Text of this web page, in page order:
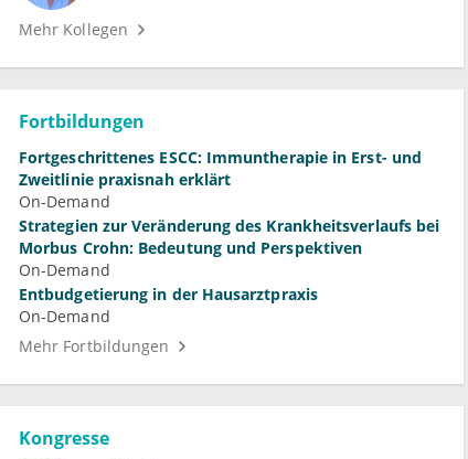
Mehr Kollegen
Fortbildungen
Fortgeschrittenes ESCC: Immuntherapie in Erst- und
Zweitlinie praxisnah erklärt
On-Demand
Strategien zur Veränderung des Krankheitsverlaufs bei
Morbus Crohn: Bedeutung und Perspektiven
On-Demand
Entbudgetierung in der Hausarztpraxis
On-Demand
Mehr Fortbildungen
Kongresse